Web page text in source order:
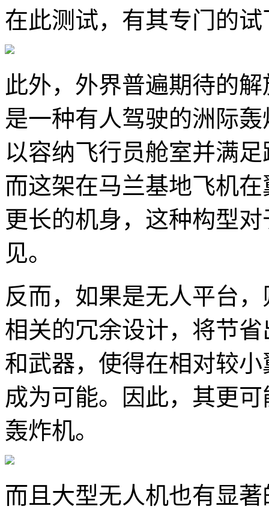
在此测试，有其专门的
此外，外界普遍期待的
是一种有人驾驶的洲际
以容纳飞行员舱室并满
而这架在马兰基地飞机
更长的机身，这种构型
见。
反而，如果是无人平台
相关的冗余设计，将节
和武器，使得在相对较
成为可能。因此，其更
轰炸机。
而且大型无人机也有显